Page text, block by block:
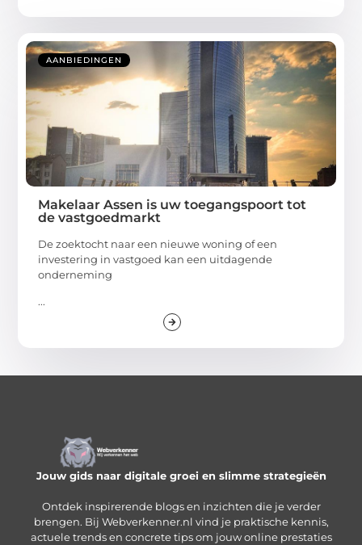
AANBIEDINGEN
Makelaar Assen is uw toegangspoort tot
de vastgoedmarkt
De zoektocht naar een nieuwe woning of een
investering in vastgoed kan een uitdagende
onderneming
...
Jouw gids naar digitale groei en slimme strategieën
Ontdek inspirerende blogs en inzichten die je verder
brengen. Bij Webverkenner.nl vind je praktische kennis,
actuele trends en concrete tips om jouw online prestaties